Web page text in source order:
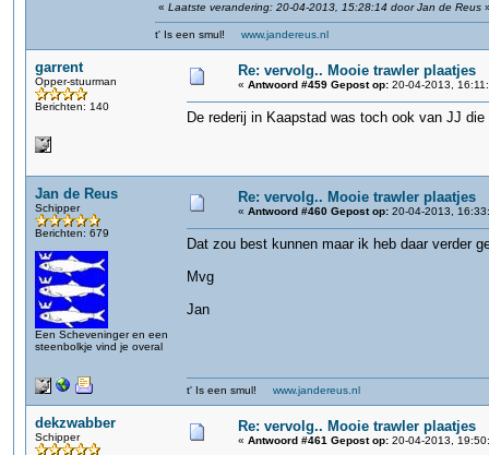
« Laatste verandering: 20-04-2013, 15:28:14 door Jan de Reus
t' Is een smul! www.jandereus.nl
garrent
Opper-stuurman
Berichten: 140
Re: vervolg.. Mooie trawler plaatjes
« Antwoord #459 Gepost op: 20-04-2013,
De rederij in Kaapstad was toch ook van JJ
Jan de Reus
Schipper
Berichten: 679
Een Scheveninger en een
steenbolkje vind je overal
Re: vervolg.. Mooie trawler plaatjes
« Antwoord #460 Gepost op: 20-04-2013,
Dat zou best kunnen maar ik heb daar verder
Mvg
Jan
t' Is een smul! www.jandereus.nl
dekzwabber
Schipper
Re: vervolg.. Mooie trawler plaatjes
« Antwoord #461 Gepost op: 20-04-2013,